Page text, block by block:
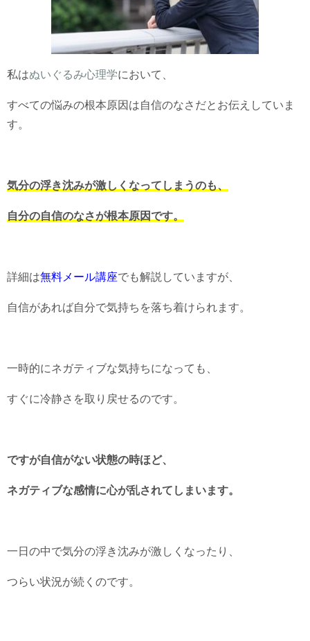
私はぬいぐるみ心理学において、
すべての悩みの根本原因は自信のなさだとお伝えしていま
す。
気分の浮き沈みが激しくなってしまうのも、
自分の自信のなさが根本原因です。
詳細は無料メール講座でも解説していますが、
自信があれば自分で気持ちを落ち着けられます。
一時的にネガティブな気持ちになっても、
すぐに冷静さを取り戻せるのです。
ですが自信がない状態の時ほど、
ネガティブな感情に心が乱されてしまいます。
一日の中で気分の浮き沈みが激しくなったり、
つらい状況が続くのです。